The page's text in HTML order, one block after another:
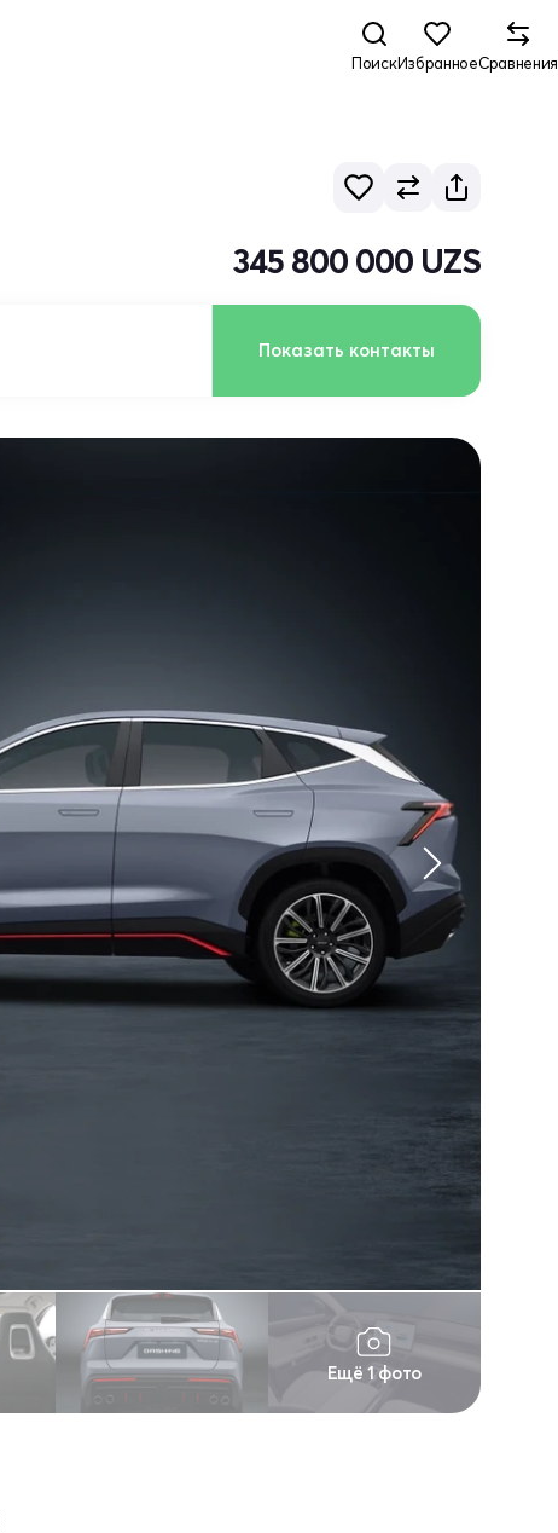
ПоискИзбранноеСравнения
345 800 000 UZS
Показать контакты
Ещё 1 фото